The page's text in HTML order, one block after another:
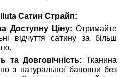
Сатин Страйп:
Доступну Ціну: Отримайте
відчуття сатину за більш
та Довговічність: Тканина
з натуральної бавовни без